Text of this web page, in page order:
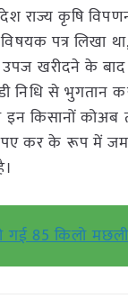
राज्य कृषि
पत्र लिखा
उपज खरीदने के
निधि से भुगतान
इन किसानों
कर के रूप में
गई 85 किलो